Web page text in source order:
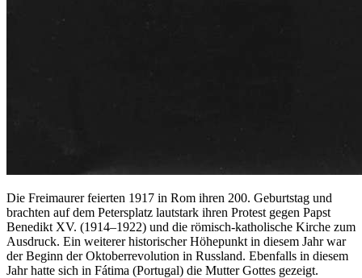
Die Freimaurer feierten 1917 in Rom ihren 200. Geburtstag und
brachten auf dem Petersplatz lautstark ihren Protest gegen Papst
Benedikt XV. (1914–1922) und die römisch-katholische Kirche zum
Ausdruck. Ein weiterer historischer Höhepunkt in diesem Jahr war
der Beginn der Oktoberrevolution in Russland. Ebenfalls in diesem
Jahr hatte sich in Fátima (Portugal) die Mutter Gottes gezeigt.